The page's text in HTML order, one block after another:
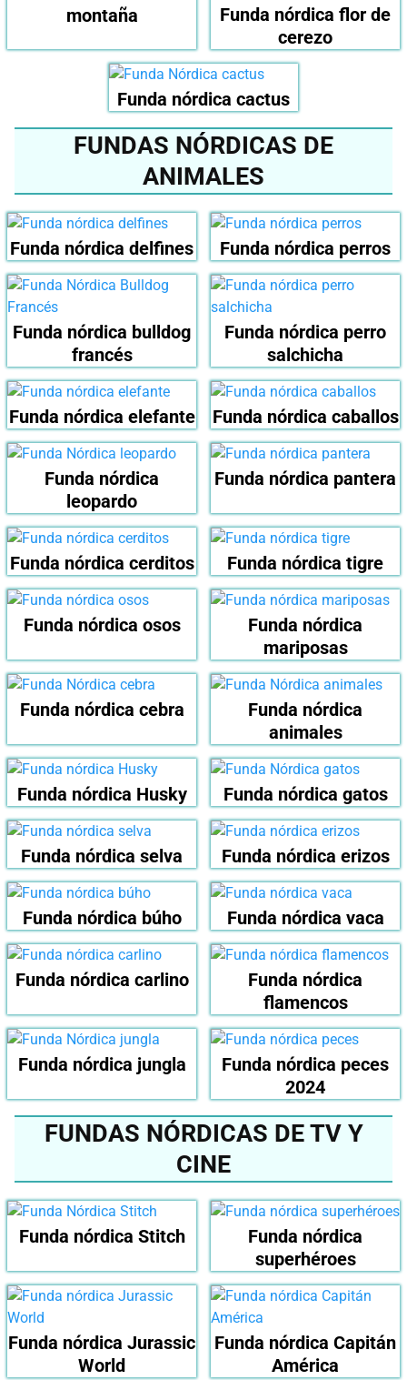
montaña
Funda nórdica flor de
cerezo
Funda nórdica cactus
FUNDAS NÓRDICAS DE
ANIMALES
Funda nórdica delfines Funda nórdica perros
Funda nórdica bulldog
francés
Funda nórdica perro
salchicha
Funda nórdica elefante Funda nórdica caballos
Funda nórdica
leopardo
Funda nórdica pantera
Funda nórdica cerditos Funda nórdica tigre
Funda nórdica osos
Funda nórdica
mariposas
Funda nórdica cebra
Funda nórdica
animales
Funda nórdica Husky Funda nórdica gatos
Funda nórdica selva Funda nórdica erizos
Funda nórdica búho Funda nórdica vaca
Funda nórdica carlino
Funda nórdica
flamencos
Funda nórdica jungla
Funda nórdica peces
2024
FUNDAS NÓRDICAS DE TV Y
CINE
Funda nórdica Stitch
Funda nórdica
superhéroes
Funda nórdica Jurassic
World
Funda nórdica Capitán
América